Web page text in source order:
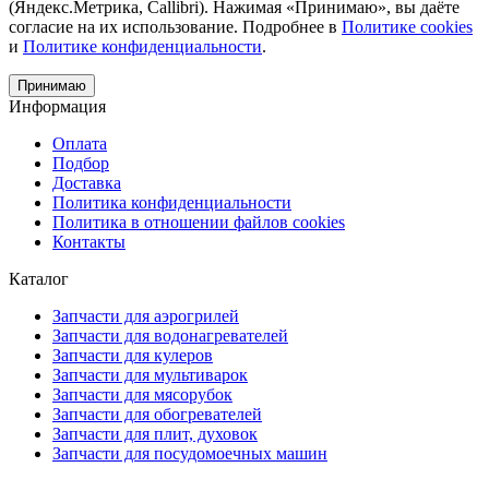
(Яндекс.Метрика, Callibri). Нажимая «Принимаю», вы даёте
согласие на их использование. Подробнее в Политике cookies
и Политике конфиденциальности.
Принимаю
Информация
Оплата
Подбор
Доставка
Политика конфиденциальности
Политика в отношении файлов cookies
Контакты
Каталог
Запчасти для аэрогрилей
Запчасти для водонагревателей
Запчасти для кулеров
Запчасти для мультиварок
Запчасти для мясорубок
Запчасти для обогревателей
Запчасти для плит, духовок
Запчасти для посудомоечных машин